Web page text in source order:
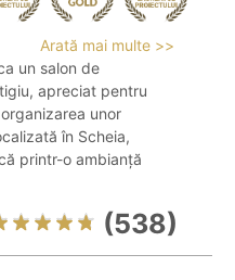
Arată mai multe >>
un salon de
apreciat pentru
unor
în Scheia,
printr-o ambianță
(538)